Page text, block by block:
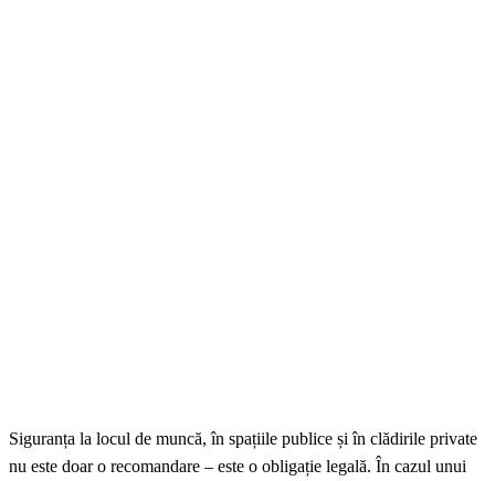
Siguranța la locul de muncă, în spațiile publice și în clădirile private
nu este doar o recomandare – este o obligație legală. În cazul unui